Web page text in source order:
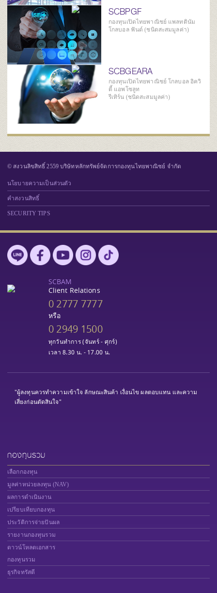
SCBPGF
กองทุนเปิดไทยพาณิชย์ แพลทตินัม
โกลบอล ฟันด์ (ชนิดสะสมมูลค่า)
SCBGEARA
กองทุนเปิดไทยพาณิชย์ โกลบอล อิควิ
ตี้ แอพโซลูท
รีเทิร์น (ชนิดสะสมมูลค่า)
© สงวนลิขสิทธิ์ 2559 บริษัทหลักทรัพย์จัดการกองทุนไทยพาณิชย์ จำกัด
นโยบายความเป็นส่วนตัว
คำสงวนสิทธิ์
SECURITY TIPS
SCBAM
Client Relations
0 2777 7777
หรือ
0 2949 1500
ทุกวันทำการ (จันทร์ - ศุกร์)
เวลา 8.30 น. - 17.00 น.
"ผู้ลงทุนควรทำความเข้าใจ ลักษณะสินค้า เงื่อนไข ผลตอบแทน และความ
เสี่ยงก่อนตัดสินใจ"
กองทุนรวม
เลือกกองทุน
มูลค่าหน่วยลงทุน (NAV)
ผลการดำเนินงาน
เปรียบเทียบกองทุน
ประวัติการจ่ายปันผล
รายงานกองทุนรวม
ดาวน์โหลดเอกสาร
กองทุนรวม
ธุรกิจทรัสตี